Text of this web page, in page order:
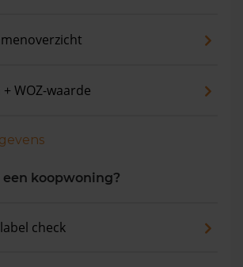
WOZ-waarde
een koopwoning?
check